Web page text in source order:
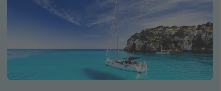
Pauschalreisen
Reiseziele
Alle Reiseziele